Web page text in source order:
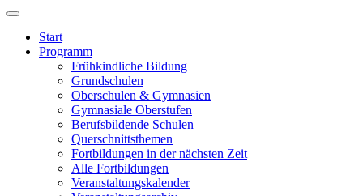
Start
Programm
Frühkindliche Bildung
Grundschulen
Oberschulen & Gymnasien
Gymnasiale Oberstufen
Berufsbildende Schulen
Querschnittsthemen
Fortbildungen in der nächsten Zeit
Alle Fortbildungen
Veranstaltungskalender